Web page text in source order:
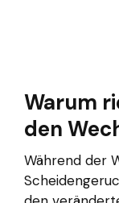
Warum
den
Während der